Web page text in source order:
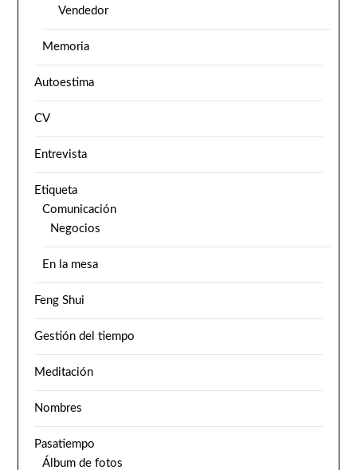
Vendedor
Memoria
Autoestima
CV
Entrevista
Etiqueta
Comunicación
Negocios
En la mesa
Feng Shui
Gestión del tiempo
Meditación
Nombres
Pasatiempo
Álbum de fotos